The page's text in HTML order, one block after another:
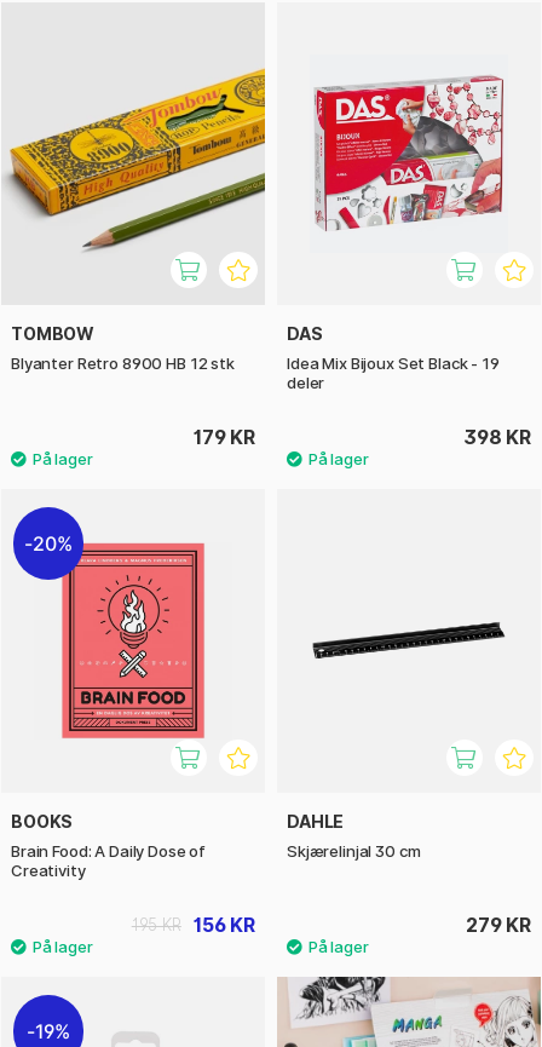
TOMBOW
Blyanter Retro 8900 HB 12 stk
179 KR
DAS
Idea Mix Bijoux Set Black - 19
deler
398 KR
20%
BOOKS
Brain Food: A Daily Dose of
Creativity
156 KR
195 KR
DAHLE
Skjærelinjal 30 cm
279 KR
19%